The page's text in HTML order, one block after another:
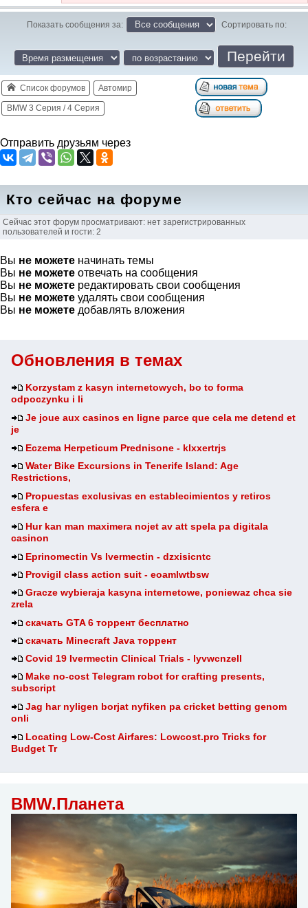
Обновления в темах
Korzystam z kasyn internetowych, bo to forma
odpoczynku i li
Je joue aux casinos en ligne parce que cela me detend et
je
Eczema Herpeticum Prednisone - klxxertrjs
Water Bike Excursions in Tenerife Island: Age
Restrictions,
Propuestas exclusivas en establecimientos y retiros
esfera e
Hur kan man maximera nojet av att spela pa digitala
casinon
Eprinomectin Vs Ivermectin - dzxisicntc
Provigil class action suit - eoamlwtbsw
Gracze wybieraja kasyna internetowe, poniewaz chca sie
zrela
скачать GTA 6 торрент бесплатно
скачать Minecraft Java торрент
Covid 19 Ivermectin Clinical Trials - lyvwcnzell
Make no-cost Telegram robot for crafting presents,
subscript
Jag har nyligen borjat nyfiken pa cricket betting genom
onli
Locating Low-Cost Airfares: Lowcost.pro Tricks for
Budget Tr
BMW.Планета
Показать сообщения за: Сортировать по:
Список форумов Автомир
BMW 3 Серия / 4 Серия
Отправить друзьям через
Кто сейчас на форуме
Сейчас этот форум просматривают: нет зарегистрированных
пользователей и гости: 2
Вы не можете начинать темы
Вы не можете отвечать на сообщения
Вы не можете редактировать свои сообщения
Вы не можете удалять свои сообщения
Вы не можете добавлять вложения